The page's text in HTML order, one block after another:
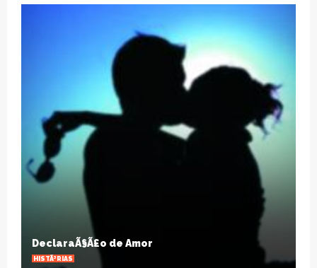
HÃ¡ um sÃ©culo a gripe espanhola mudou o
ARTIGOS
VIEW ALL PHOTOS